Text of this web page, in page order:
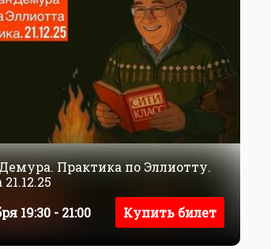
Практика по Эллиотту.
19:30 - 21:00
Купить билет